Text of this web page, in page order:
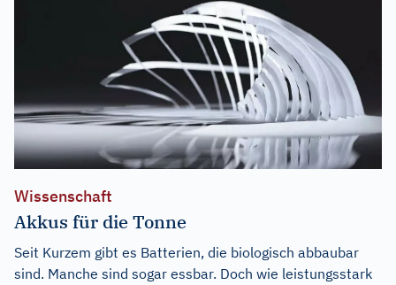
Wissenschaft
Akkus für die Tonne
Seit Kurzem gibt es Batterien, die biologisch abbaubar
sind. Manche sind sogar essbar. Doch wie leistungsstark